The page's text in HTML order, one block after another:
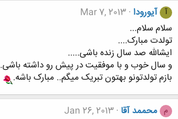
آ آیورودا Mar 7, 2013
سلام سلام...
تولدت مبارک....
ایشالله صد سال زنده باشی.....
و سال خوب و با موفقیت در پیش رو داشته باشی.
بازم تولدتونو بهتون تبریک میگم.. مبارک باشه.
م محممد آقا Jan 26, 2013